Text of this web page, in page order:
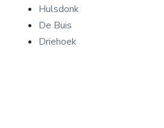
Hulsdonk
De Buis
Driehoek